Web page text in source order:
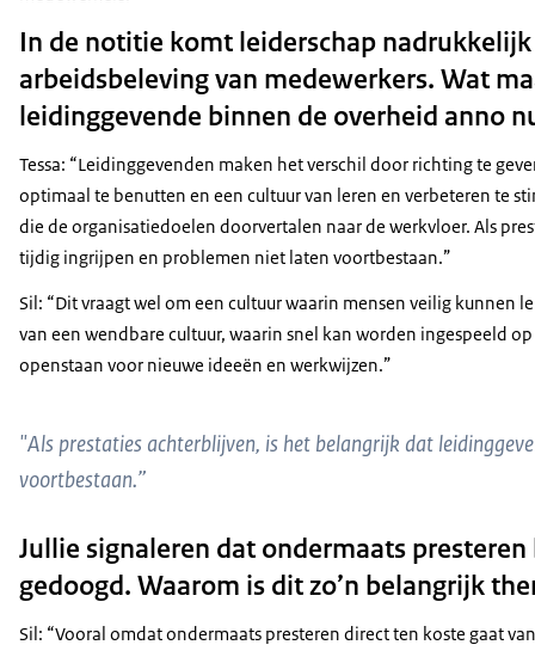
In de notitie komt leiderschap
arbeidsbeleving van medewerkers. Wat
leidinggevende binnen de overheid anno
Tessa: “Leidinggevenden maken het verschil door richting te
optimaal te benutten en een cultuur van leren en verbeteren te
die de organisatiedoelen doorvertalen naar de werkvloer. Als
tijdig ingrijpen en problemen niet laten voortbestaan.”
Sil: “Dit vraagt wel om een cultuur waarin mensen veilig
van een wendbare cultuur, waarin snel kan worden ingespeeld
openstaan voor nieuwe ideeën en werkwijzen.”
"Als prestaties achterblijven, is het belangrijk dat
voortbestaan.”
Jullie signaleren dat ondermaats
gedoogd. Waarom is dit zo’n belangrijk
Sil: “Vooral omdat ondermaats presteren direct ten koste gaat